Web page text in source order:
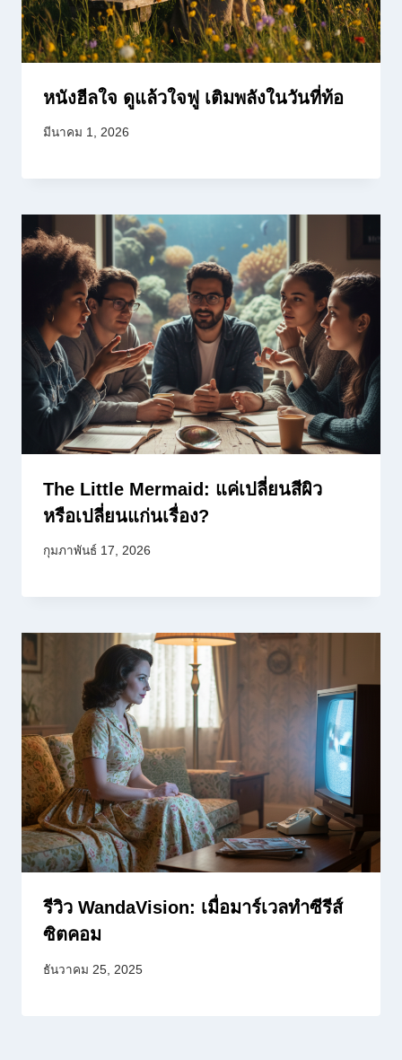
หนังฮีลใจ ดูแล้วใจฟู เติมพลังในวันที่ท้อ
มีนาคม 1, 2026
The Little Mermaid: แค่เปลี่ยนสีผิว
หรือเปลี่ยนแก่นเรื่อง?
กุมภาพันธ์ 17, 2026
รีวิว WandaVision: เมื่อมาร์เวลทำซีรีส์
ซิตคอม
ธันวาคม 25, 2025